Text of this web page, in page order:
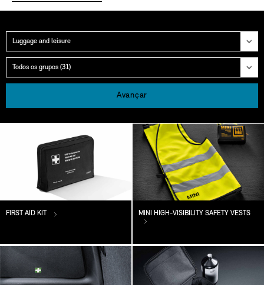
Categoria
Grupo
Avançar
FIRST AID KIT MINI HIGH-VISIBILITY SAFETY VESTS